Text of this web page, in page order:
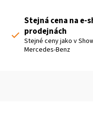
Stejná cena na e-
prodejnách
Stejné ceny jako v
Mercedes-Benz